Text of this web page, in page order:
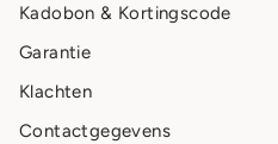
Kadobon & Kortingscode
Garantie
Klachten
Contactgegevens